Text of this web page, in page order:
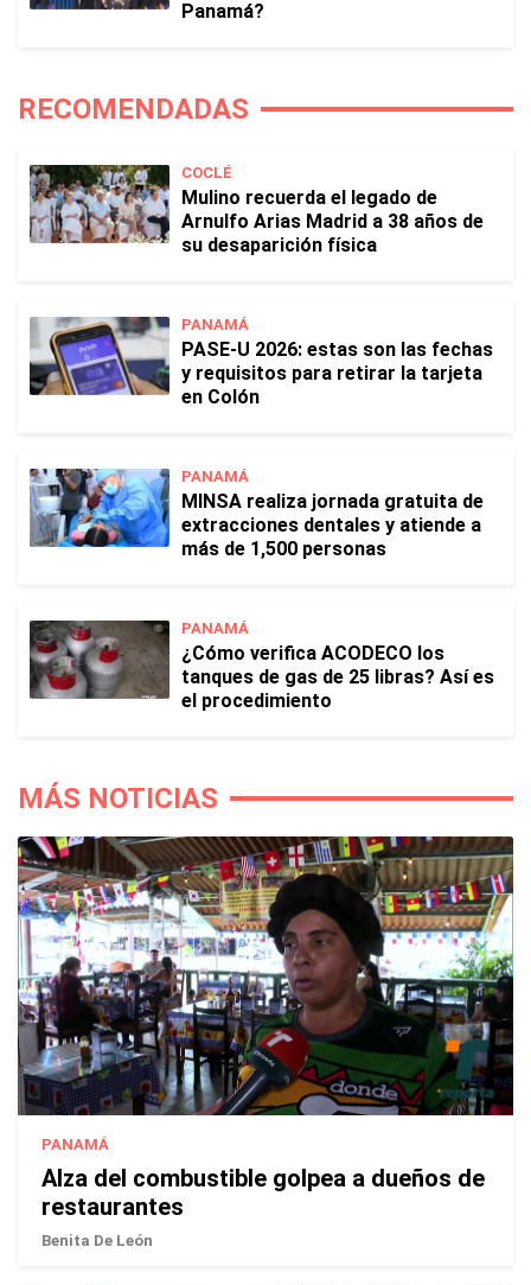
Panamá?
RECOMENDADAS
COCLÉ
Mulino recuerda el legado de
Arnulfo Arias Madrid a 38 años de
su desaparición física
PANAMÁ
PASE-U 2026: estas son las fechas
y requisitos para retirar la tarjeta
en Colón
PANAMÁ
MINSA realiza jornada gratuita de
extracciones dentales y atiende a
más de 1,500 personas
PANAMÁ
¿Cómo verifica ACODECO los
tanques de gas de 25 libras? Así es
el procedimiento
MÁS NOTICIAS
PANAMÁ
Alza del combustible golpea a dueños de
restaurantes
Benita De León